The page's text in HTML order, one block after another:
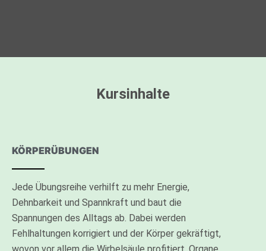
Kursinhalte
KÖRPERÜBUNGEN
Jede Übungsreihe verhilft zu mehr Energie,
Dehnbarkeit und Spannkraft und baut die
Spannungen des Alltags ab. Dabei werden
Fehlhaltungen korrigiert und der Körper gekräftigt,